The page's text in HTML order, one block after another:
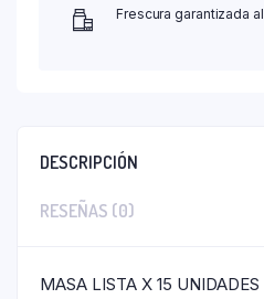
Frescura garantizada
DESCRIPCIÓN
RESEÑAS (0)
MASA LISTA X 15 UNIDADES